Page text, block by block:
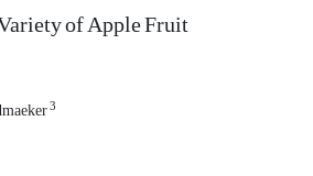
of Apple Fruit
3